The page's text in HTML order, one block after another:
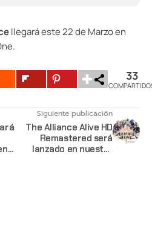
llegará este 22 de Marzo en
33
Siguiente publicación
The Alliance Alive HD
Remastered será
lanzado en nuestra